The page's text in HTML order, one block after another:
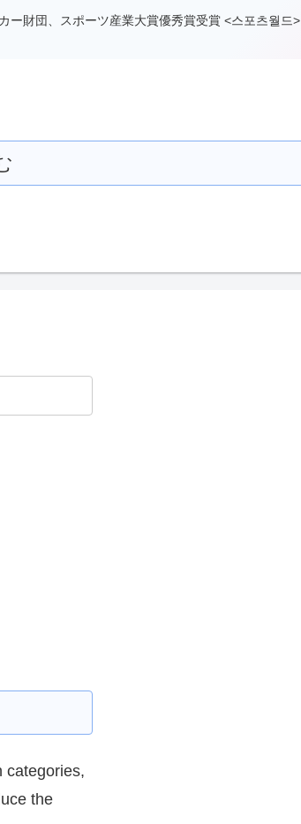
ー財団、スポーツ産業大賞優秀賞受賞 <스포츠월드>
categories,
the